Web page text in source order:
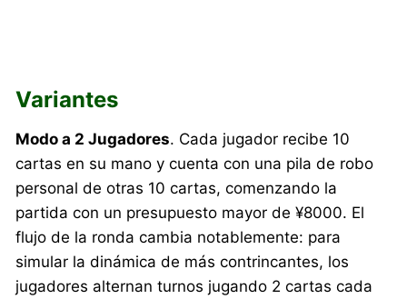
Variantes
Modo a 2 Jugadores. Cada jugador recibe 10
cartas en su mano y cuenta con una pila de robo
personal de otras 10 cartas, comenzando la
partida con un presupuesto mayor de ¥8000. El
flujo de la ronda cambia notablemente: para
simular la dinámica de más contrincantes, los
jugadores alternan turnos jugando 2 cartas cada